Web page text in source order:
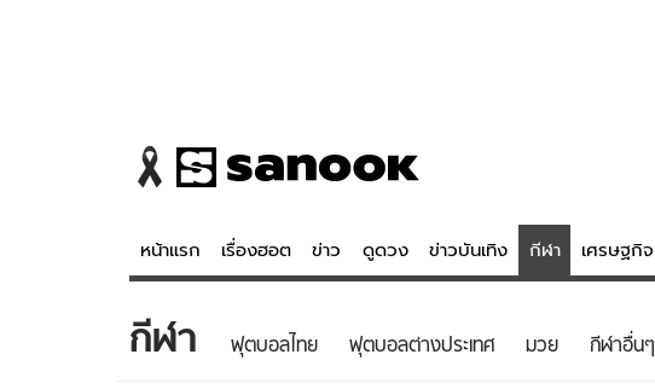
หน้าแรก เรื่องฮอต ข่าว ดูดวง ข่าวบันเทิง กีฬา เศรษฐกิจ
ข่าว ดูดวง - ตรวจหวย
กีฬา ฟุตบอลไทย ฟุตบอลต่างประเทศ มวย กีฬาอื่นๆ